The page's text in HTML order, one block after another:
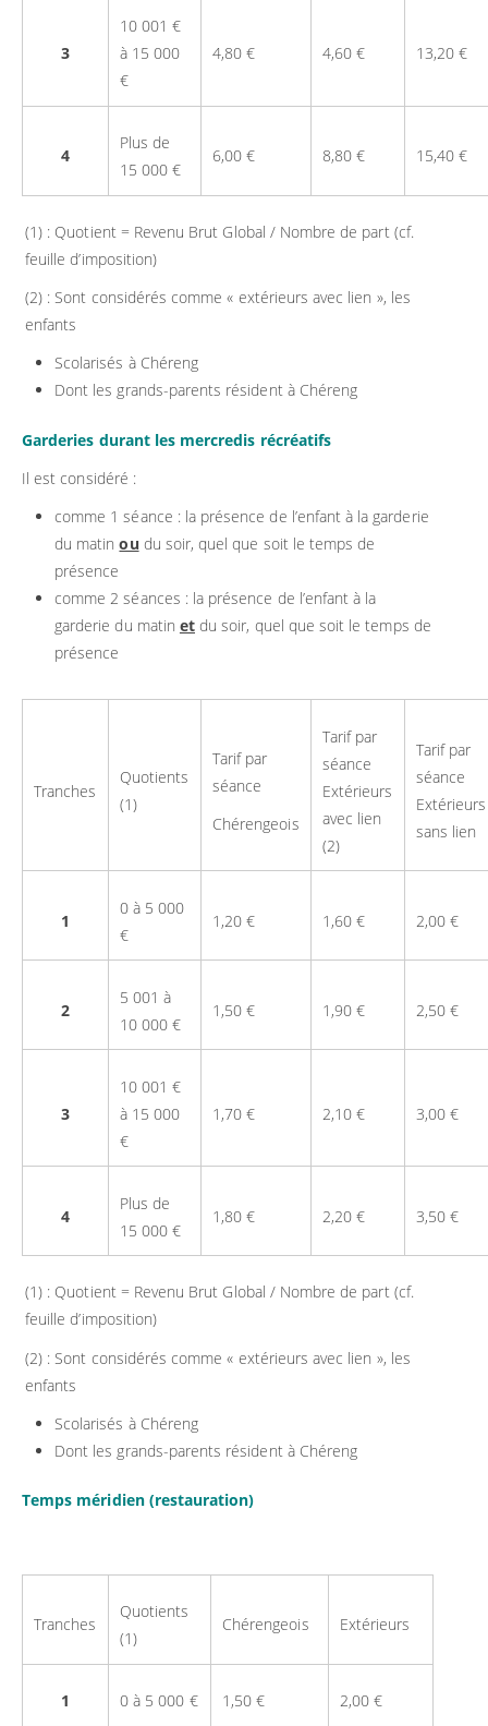
3
10 001 €
à 15 000
€
4,80 € 4,60 € 13,20 €
4
Plus de
15 000 €
6,00 € 8,80 € 15,40 €
(1) : Quotient = Revenu Brut Global / Nombre de part (cf.
feuille d’imposition)
(2) : Sont considérés comme « extérieurs avec lien », les
enfants
Scolarisés à Chéreng
Dont les grands-parents résident à Chéreng
Garderies durant les mercredis récréatifs
Il est considéré :
comme 1 séance : la présence de l’enfant à la garderie
du matinou du soir, quel que soit le temps de
présence
comme 2 séances : la présence de l’enfant à la
garderie du matin et du soir, quel que soit le temps de
présence
Tranches
Quotients
(1)
Tarif par
séance
Chérengeois
Tarif par
séance
Extérieurs
avec lien
(2)
Tarif par
séance
Extérieurs
sans lien
1
0 à 5 000
€
1,20 € 1,60 € 2,00 €
2
5 001 à
10 000 €
1,50 € 1,90 € 2,50 €
3
10 001 €
à 15 000
€
1,70 € 2,10 € 3,00 €
4
Plus de
15 000 €
1,80 € 2,20 € 3,50 €
(1) : Quotient = Revenu Brut Global / Nombre de part (cf.
feuille d’imposition)
(2) : Sont considérés comme « extérieurs avec lien », les
enfants
Scolarisés à Chéreng
Dont les grands-parents résident à Chéreng
Temps méridien (restauration)
Tranches
Quotients
(1)
Chérengeois Extérieurs
1 0 à 5 000 € 1,50 € 2,00 €